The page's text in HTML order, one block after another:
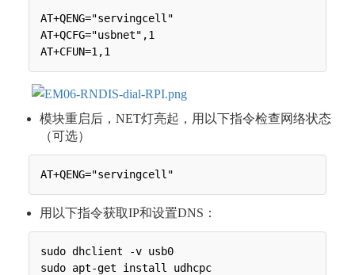
AT+QENG="servingcell"
AT+QCFG="usbnet",1
模块重启后，NET灯亮起，用以下指令检查网络状态
（可选）
用以下指令获取IP和设置DNS：
sudo dhclient -v usb0
sudo apt-get install udhcpc